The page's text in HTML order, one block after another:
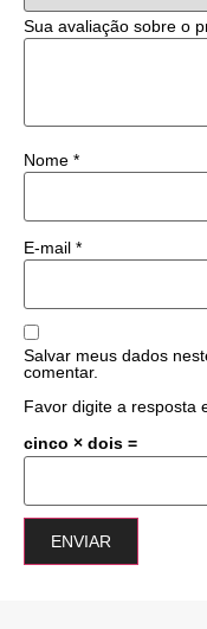
Sua avaliação sobre o
Nome *
E-mail *
Salvar meus dados
comentar.
Favor digite a resposta
cinco × dois =